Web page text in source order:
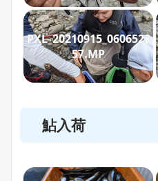
PXL_20210915_0606523
57.MP
鮎入荷